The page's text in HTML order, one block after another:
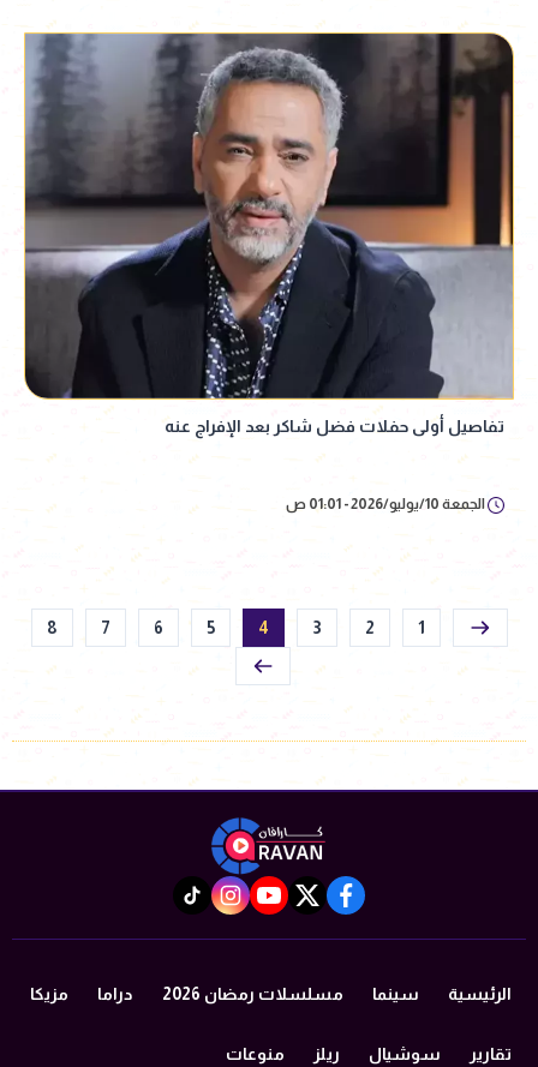
تفاصيل أولى حفلات فضل شاكر بعد الإفراج عنه
الجمعة 10/يوليو/2026 - 01:01 ص
1
2
3
4
5
6
7
8
facebook
twitter
youtube
instagram
tiktok
الرئيسية سينما مسلسلات رمضان 2026 دراما مزيكا
تقارير سوشيال ريلز منوعات